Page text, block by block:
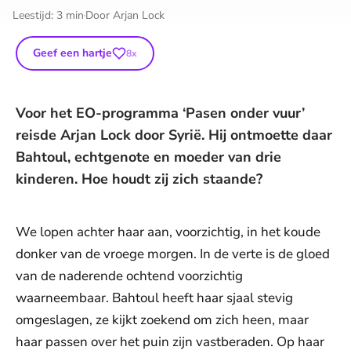
Leestijd: 3 min Door Arjan Lock
Geef een hartje 8x
Voor het EO-programma ‘Pasen onder vuur’
reisde Arjan Lock door Syrië. Hij ontmoette daar
Bahtoul, echtgenote en moeder van drie
kinderen. Hoe houdt zij zich staande?
We lopen achter haar aan, voorzichtig, in het koude
donker van de vroege morgen. In de verte is de gloed
van de naderende ochtend voorzichtig
waarneembaar. Bahtoul heeft haar sjaal stevig
omgeslagen, ze kijkt zoekend om zich heen, maar
haar passen over het puin zijn vastberaden. Op haar